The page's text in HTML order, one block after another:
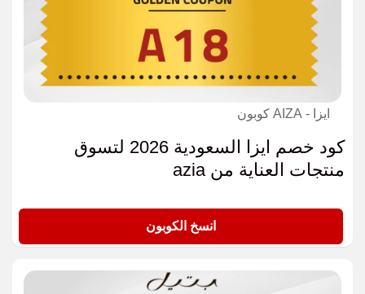
ايزا - AIZA كوبون
كود خصم ايزا السعودية 2026 لتسوق
منتجات العناية من azia
انسخ الكوبون